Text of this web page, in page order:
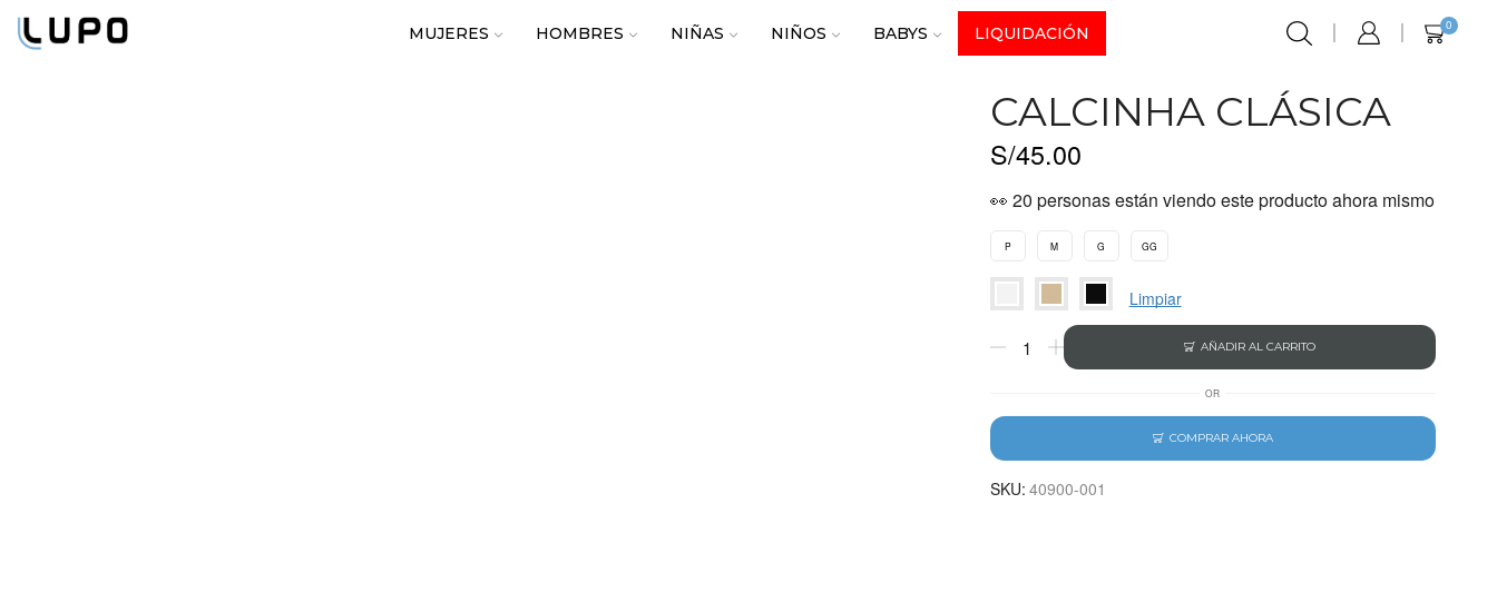
MUJERES HOMBRES NIÑAS NIÑOS BABYS LIQUIDACIÓN 0
CALCINHA CLÁSICA
S/45.00
👀 20 personas están viendo este producto ahora mismo
P M G GG
Limpiar
AÑADIR AL CARRITO
OR
COMPRAR AHORA
SKU: 40900-001